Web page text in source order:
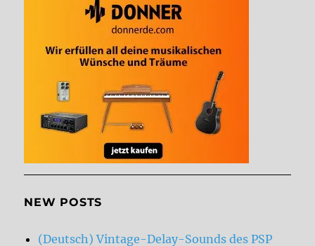
NEW POSTS
(Deutsch) Vintage-Delay-Sounds des PSP